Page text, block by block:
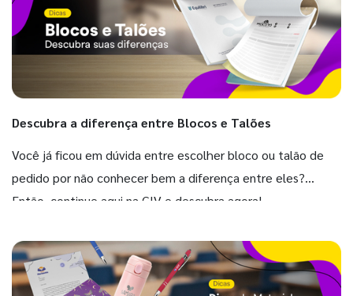
Descubra a diferença entre Blocos e Talões
Você já ficou em dúvida entre escolher bloco ou talão de
pedido por não conhecer bem a diferença entre eles?
Então, continue aqui na GIV e descubra agora!